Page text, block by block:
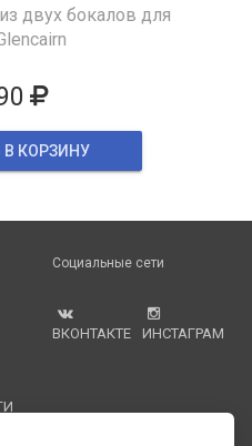
двух бокалов для
КОРЗИНУ
Социальные сети
ВКОНТАКТЕ ИНСТАГРАМ